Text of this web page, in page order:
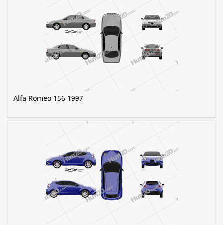
Alfa Romeo 156 1997